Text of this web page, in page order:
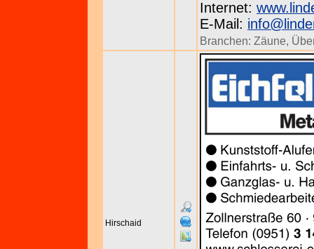
Internet:
E-Mail:
Branchen: Zäune,
Hirschaid